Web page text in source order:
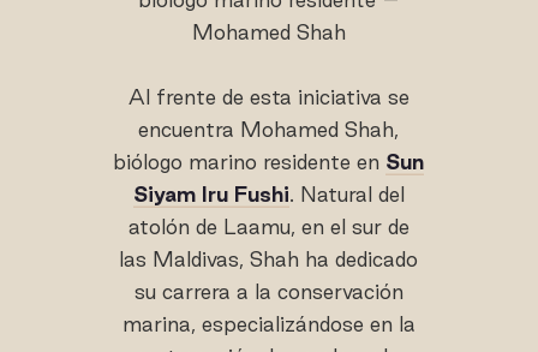
Mohamed Shah
Al frente de esta iniciativa se
encuentra Mohamed Shah,
biólogo marino residente en Sun
Siyam Iru Fushi. Natural del
atolón de Laamu, en el sur de
las Maldivas, Shah ha dedicado
su carrera a la conservación
marina, especializándose en la